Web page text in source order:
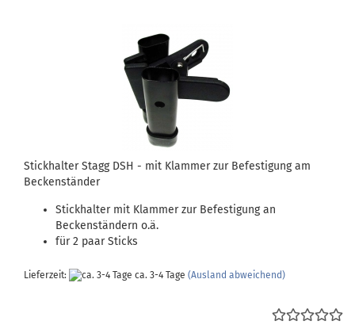
Stickhalter Stagg DSH - mit Klammer zur Befestigung am
Beckenständer
Stickhalter mit Klammer zur Befestigung an
Beckenständern o.ä.
für 2 paar Sticks
Lieferzeit: ca. 3-4 Tage (Ausland abweichend)